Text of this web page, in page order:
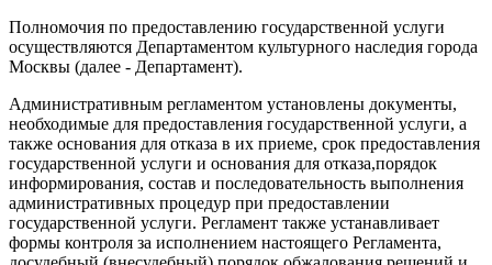
Полномочия по предоставлению государственной услуги
осуществляются Департаментом культурного наследия города
Москвы (далее - Департамент).
Административным регламентом установлены документы,
необходимые для предоставления государственной услуги, а
также основания для отказа в их приеме, срок предоставления
государственной услуги и основания для отказа,порядок
информирования, состав и последовательность выполнения
административных процедур при предоставлении
государственной услуги. Регламент также устанавливает
формы контроля за исполнением настоящего Регламента,